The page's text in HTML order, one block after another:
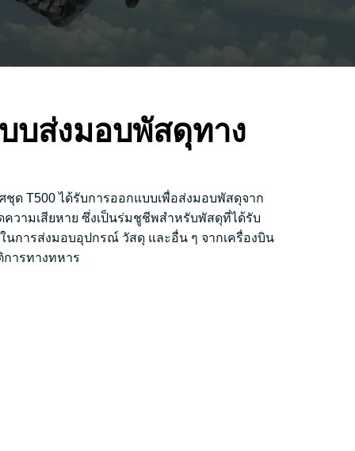
บส่งมอบพัสดุทาง
ด T500 ได้รับการออกแบบเพื่อส่งมอบพัสดุจาก
วามเสียหาย ซึ่งเป็นร่มชูชีพสำหรับพัสดุที่ได้รับ
นการส่งมอบอุปกรณ์ วัสดุ และอื่น ๆ จากเครื่องบิน
ารทางทหาร